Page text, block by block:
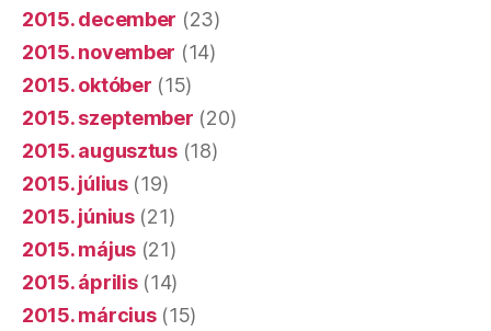
2015. december (23)
2015. november (14)
2015. október (15)
2015. szeptember (20)
2015. augusztus(18)
2015. július(19)
2015. június(21)
2015. május (21)
2015. április(14)
2015. március(15)